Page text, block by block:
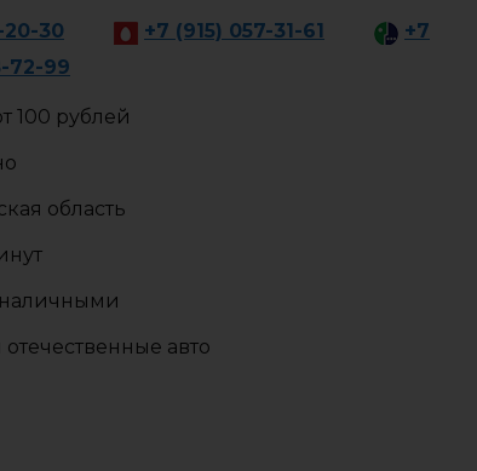
30 +7 (915) 057-31-61
+7
72-99
100 рублей
область
наличными
авто